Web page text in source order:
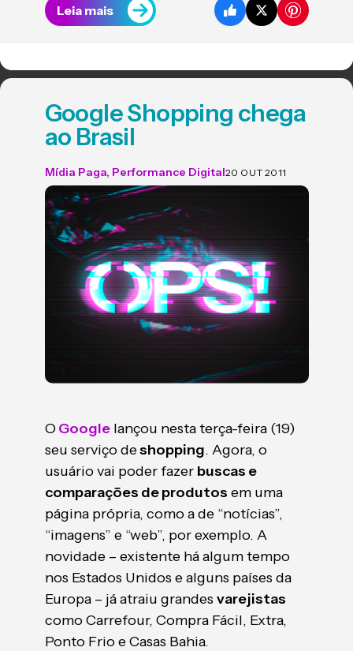
Leia mais
Google Shopping chega
ao Brasil
Mídia Paga, Performance Digital20 OUT 2011
O Googlelançou nesta terça-feira (19)
seu serviço deshopping. Agora, o
usuário vai poder fazer buscas e
comparações de produtos em uma
página própria, como a de “notícias”,
“imagens” e “web”, por exemplo. A
novidade – existente há algum tempo
nos Estados Unidos e alguns países da
Europa – já atraiu grandes varejistas
como Carrefour, Compra Fácil, Extra,
Ponto Frio e Casas Bahia.